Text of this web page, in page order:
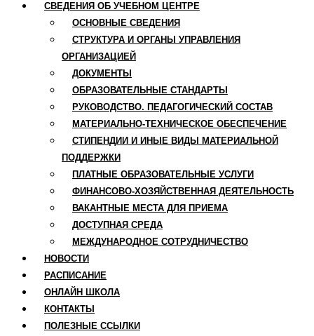
СВЕДЕНИЯ ОБ УЧЕБНОМ ЦЕНТРЕ
ОСНОВНЫЕ СВЕДЕНИЯ
СТРУКТУРА И ОРГАНЫ УПРАВЛЕНИЯ
ОРГАНИЗАЦИЕЙ
ДОКУМЕНТЫ
ОБРАЗОВАТЕЛЬНЫЕ СТАНДАРТЫ
РУКОВОДСТВО. ПЕДАГОГИЧЕСКИЙ СОСТАВ
МАТЕРИАЛЬНО-ТЕХНИЧЕСКОЕ ОБЕСПЕЧЕНИЕ
СТИПЕНДИИ И ИНЫЕ ВИДЫ МАТЕРИАЛЬНОЙ
ПОДДЕРЖКИ
ПЛАТНЫЕ ОБРАЗОВАТЕЛЬНЫЕ УСЛУГИ
ФИНАНСОВО-ХОЗЯЙСТВЕННАЯ ДЕЯТЕЛЬНОСТЬ
ВАКАНТНЫЕ МЕСТА ДЛЯ ПРИЕМА
ДОСТУПНАЯ СРЕДА
МЕЖДУНАРОДНОЕ СОТРУДНИЧЕСТВО
НОВОСТИ
РАСПИСАНИЕ
ОНЛАЙН ШКОЛА
КОНТАКТЫ
ПОЛЕЗНЫЕ ССЫЛКИ